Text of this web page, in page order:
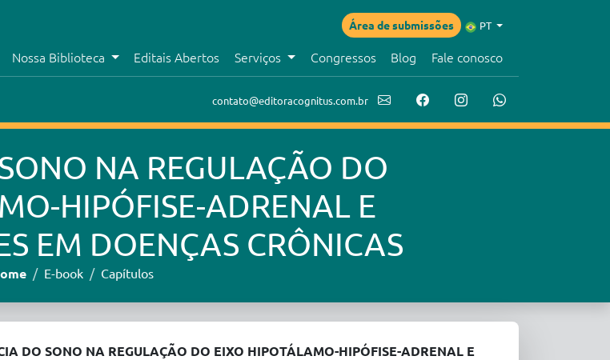
Área de submissões PT
Nossa Biblioteca Editais Abertos Serviços Congressos Blog Fale conosco
contato@editoracognitus.com.br
NA REGULAÇÃO DO
HIPÓFISE-ADRENAL E
EM DOENÇAS CRÔNICAS
E-book Capítulos
DO SONO NA REGULAÇÃO DO EIXO HIPOTÁLAMO-HIPÓFISE-ADRENAL E